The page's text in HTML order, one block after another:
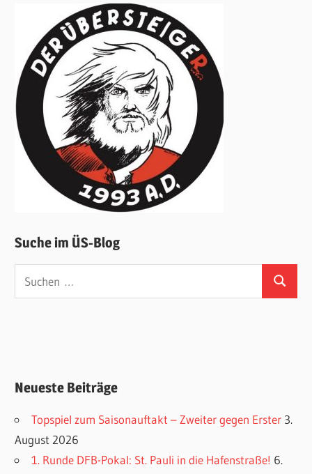
Suche im ÜS-Blog
Suchen
Neueste Beiträge
Topspiel zum Saisonauftakt – Zweiter gegen Erster 3.
August 2026
1. Runde DFB-Pokal: St. Pauli in die Hafenstraße! 6.